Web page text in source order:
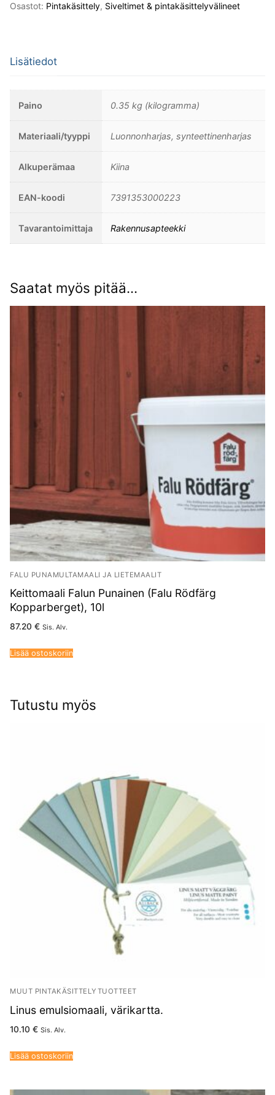
Osastot: Pintakäsittely, Siveltimet & pintakäsittelyvälineet
Lisätiedot
Paino 0.35 kg (kilogramma)
Materiaali/tyyppi Luonnonharjas, synteettinenharjas
Alkuperämaa Kiina
EAN-koodi 7391353000223
Tavarantoimittaja Rakennusapteekki
Saatat myös pitää...
FALU PUNAMULTAMAALI JA LIETEMAALIT
Keittomaali Falun Punainen (Falu Rödfärg
Kopparberget), 10l
87.20 € Sis. Alv.
Lisää ostoskoriin
Tutustu myös
MUUT PINTAKÄSITTELYTUOTTEET
Linus emulsiomaali, värikartta.
10.10 € Sis. Alv.
Lisää ostoskoriin